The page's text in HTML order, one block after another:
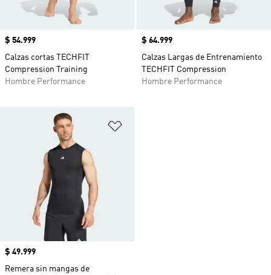
Precio
$ 54.999
Calzas cortas TECHFIT
Compression Training
Hombre Performance
Precio
$ 64.999
Calzas Largas de Entrenamiento
TECHFIT Compression
Hombre Performance
Precio
$ 49.999
Remera sin mangas de